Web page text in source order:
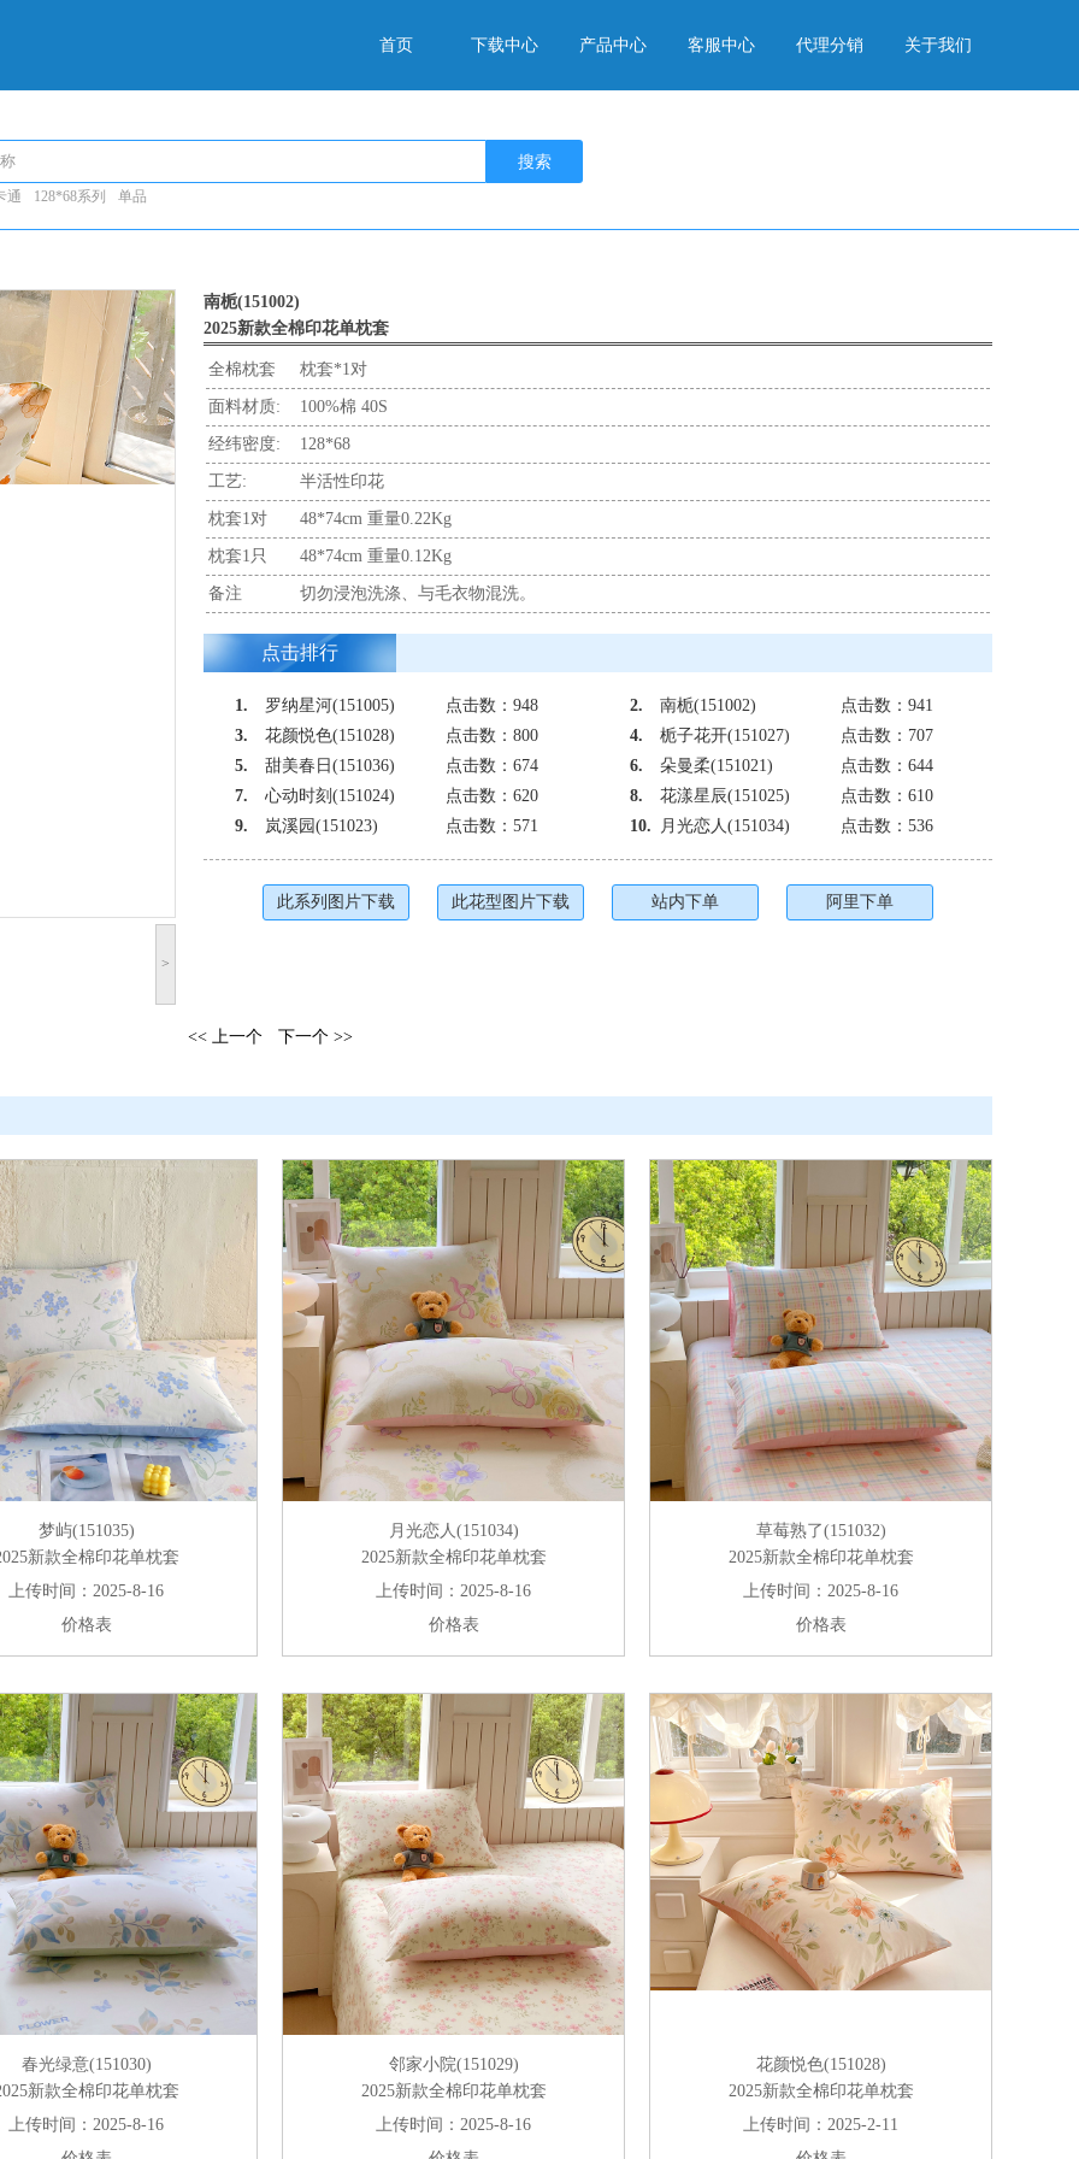
首页 下载中心 产品中心 客服中心 代理分销 关于我们
搜索
通 128*68系列 单品
>
南栀(151002)
2025新款全棉印花单枕套
全棉枕套 枕套*1对
面料材质: 100%棉 40S
经纬密度: 128*68
工艺: 半活性印花
枕套1对 48*74cm 重量0.22Kg
枕套1只 48*74cm 重量0.12Kg
备注 切勿浸泡洗涤、与毛衣物混洗。
点击排行
1. 罗纳星河(151005) 点击数：948 2. 南栀(151002)
点击数：941
3.
花颜悦色(151028) 点击数：800 4. 栀子花开(151027)
点击数：707
5.
甜美春日(151036) 点击数：674 6. 朵曼柔(151021)
点击数：644
7.
心动时刻(151024) 点击数：620 8. 花漾星辰(151025)
点击数：610
9.
岚溪园(151023) 点击数：571 10. 月光恋人(151034) 点击数：536
此系列图片下载 此花型图片下载 站内下单 阿里下单
<< 上一个 下一个 >>
梦屿(151035)
新款全棉印花单枕套
上传时间：2025-8-16
价格表
月光恋人(151034)
2025新款全棉印花单枕套
上传时间：2025-8-16
价格表
草莓熟了(151032)
2025新款全棉印花单枕套
上传时间：2025-8-16
价格表
春光绿意(151030)
新款全棉印花单枕套
上传时间：2025-8-16
邻家小院(151029)
2025新款全棉印花单枕套
上传时间：2025-8-16
花颜悦色(151028)
2025新款全棉印花单枕套
上传时间：2025-2-11